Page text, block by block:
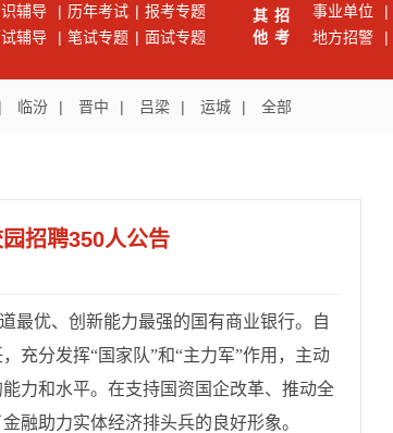
辅导 | 历年考试 | 报考专题
辅导 | 笔试专题 | 面试专题
其
他
招
考
事业单位 |
地方招警
|
| 临汾 | 晋中 | 吕梁 | 运城 | 全部
招聘350人公告
最优、创新能力最强的国有商业银行。自
充分发挥“国家队”和“主力军”作用，主动
力和水平。在支持国资国企改革、推动全
融助力实体经济排头兵的良好形象。